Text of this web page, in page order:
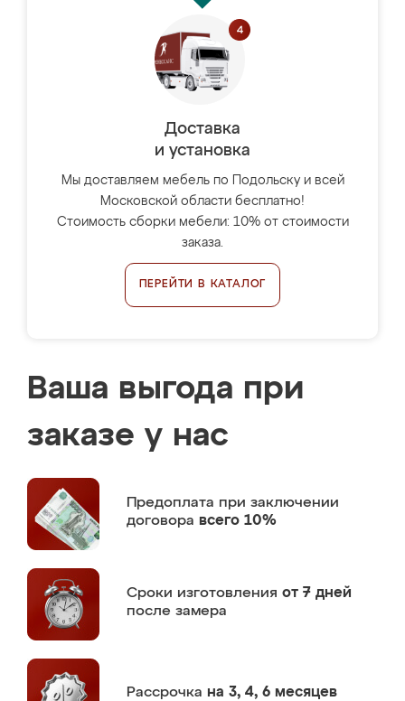
Доставка
и установка
Мы доставляем мебель по Подольску и всей
Московской области бесплатно!
Стоимость сборки мебели: 10% от стоимости
заказа.
ПЕРЕЙТИ В КАТАЛОГ
Ваша выгода при
заказе у нас
Предоплата при заключении
договора всего 10%
Сроки изготовления от 7 дней
после замера
Рассрочка на 3, 4, 6 месяцев